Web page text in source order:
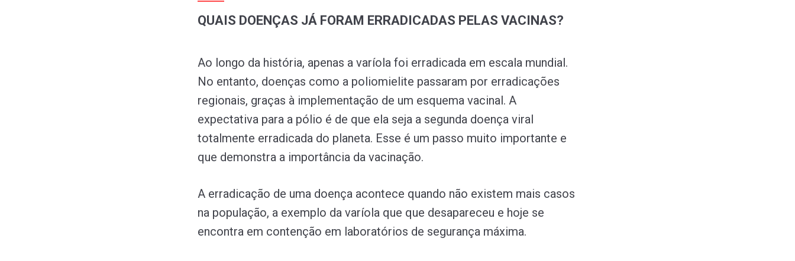
QUAIS DOENÇAS JÁ FORAM ERRADICADAS PELAS VACINAS?
Ao longo da história, apenas a varíola foi erradicada em escala mundial.
No entanto, doenças como a poliomielite passaram por erradicações
regionais, graças à implementação de um esquema vacinal. A
expectativa para a pólio é de que ela seja a segunda doença viral
totalmente erradicada do planeta. Esse é um passo muito importante e
que demonstra a importância da vacinação.
A erradicação de uma doença acontece quando não existem mais casos
na população, a exemplo da varíola que que desapareceu e hoje se
encontra em contenção em laboratórios de segurança máxima.